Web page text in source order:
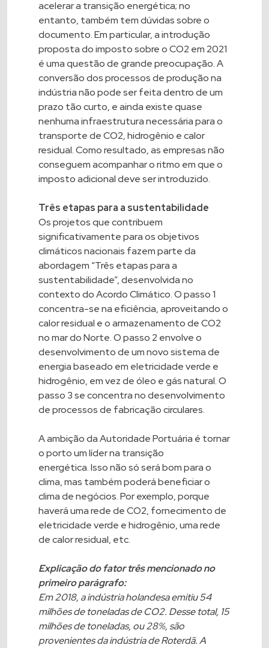
acelerar a transição energética; no
entanto, também tem dúvidas sobre o
documento. Em particular, a introdução
proposta do imposto sobre o CO2 em 2021
é uma questão de grande preocupação. A
conversão dos processos de produção na
indústria não pode ser feita dentro de um
prazo tão curto, e ainda existe quase
nenhuma infraestrutura necessária para o
transporte de CO2, hidrogênio e calor
residual. Como resultado, as empresas não
conseguem acompanhar o ritmo em que o
imposto adicional deve ser introduzido.
Três etapas para a sustentabilidade
Os projetos que contribuem
significativamente para os objetivos
climáticos nacionais fazem parte da
abordagem “Três etapas para a
sustentabilidade”, desenvolvida no
contexto do Acordo Climático. O passo 1
concentra-se na eficiência, aproveitando o
calor residual e o armazenamento de CO2
no mar do Norte. O passo 2 envolve o
desenvolvimento de um novo sistema de
energia baseado em eletricidade verde e
hidrogênio, em vez de óleo e gás natural. O
passo 3 se concentra no desenvolvimento
de processos de fabricação circulares.
A ambição da Autoridade Portuária é tornar
o porto um líder na transição
energética. Isso não só será bom para o
clima, mas também poderá beneficiar o
clima de negócios. Por exemplo, porque
haverá uma rede de CO2, fornecimento de
eletricidade verde e hidrogênio, uma rede
de calor residual, etc.
Explicação do fator três mencionado no
primeiro parágrafo:
Em 2018, a indústria holandesa emitiu 54
milhões de toneladas de CO2. Desse total, 15
milhões de toneladas, ou 28%, são
provenientes da indústria de Roterdã. A